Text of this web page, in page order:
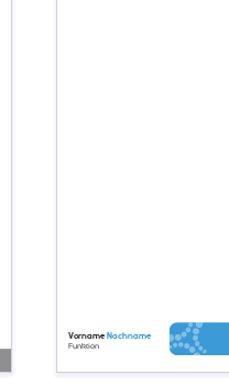
Funktion
VornameNachname